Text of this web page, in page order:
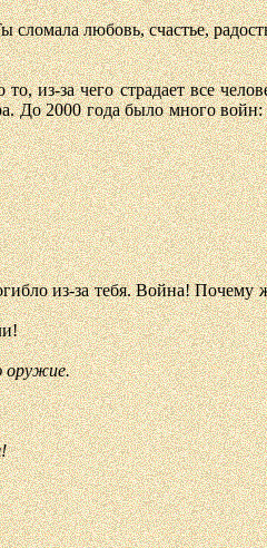
любовь, счастье,
из-за чего страдает все
До 2000 года было много
из-за тебя. Война!
оружие.